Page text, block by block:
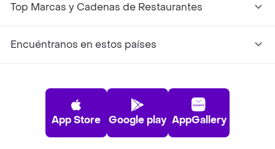
Top Marcas y Cadenas de Restaurantes
Encuéntranos en estos países
App Store Google play AppGallery